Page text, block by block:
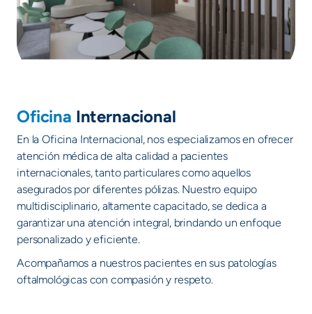
Oficina Internacional
En la Oficina Internacional, nos especializamos en ofrecer
atención médica de alta calidad a pacientes
internacionales, tanto particulares como aquellos
asegurados por diferentes pólizas. Nuestro equipo
multidisciplinario, altamente capacitado, se dedica a
garantizar una atención integral, brindando un enfoque
personalizado y eficiente.
Acompañamos a nuestros pacientes en sus patologías
oftalmológicas con compasión y respeto.